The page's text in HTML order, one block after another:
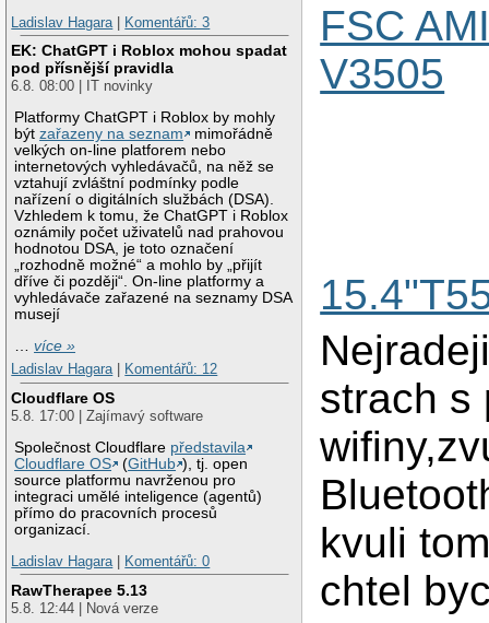
Ladislav Hagara
Komentářů: 3
EK: ChatGPT i Roblox mohou spadat
pod přísnější pravidla
6.8. 08:00 | IT novinky
Platformy ChatGPT i Roblox by mohly
býtzařazeny na seznam
mimořádně
velkých on-line platforem nebo
internetových vyhledávačů, na něž se
vztahují zvláštní podmínky podle
nařízení o digitálních službách (DSA).
Vzhledem k tomu, že ChatGPT i Roblox
oznámily počet uživatelů nad prahovou
hodnotou DSA, je toto označení
„rozhodně možné“ a mohlo by „přijít
dříve či později“. On-line platformy a
vyhledávače zařazené na seznamy DSA
musejí
…více »
Ladislav Hagara| Komentářů: 12
Cloudflare OS
5.8. 17:00 | Zajímavý software
Společnost Cloudflare představila
Cloudflare OS
(GitHub ), tj. open
source platformu navrženou pro
integraci umělé inteligence (agentů)
přímo do pracovních procesů
organizací.
Ladislav Hagara| Komentářů: 0
RawTherapee 5.13
5.8. 12:44 | Nová verze
FSC
V3505
strach s
kvuli
chtel